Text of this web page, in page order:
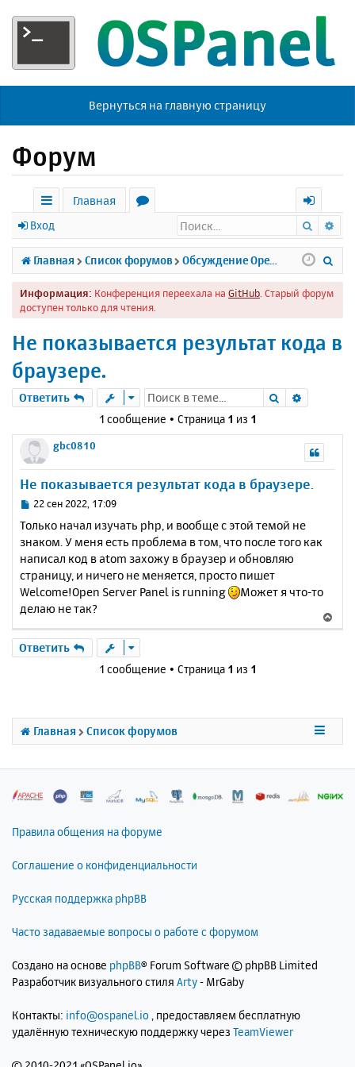
Вернуться на главную страницу
Форум
с
ы
л
к
Главная
р
у
м
х
о
д
Вход Поиск
Главная Список форумов
к
Информация: Конференция переехала на GitHub . Старый форум
доступен только для чтения.
Не показывается результат кода в
браузере.
Ответить Поиск
1 сообщение • Страница 1 из 1
gbc0810
Не показывается результат кода в браузере.
С
о
б
щ
е
н
е
22 сен 2022, 17:09
Только начал изучать php, и вообще с этой темой не
знаком. У меня есть проблема в том, что после того как
написал код в atom захожу в браузер и обновляю
страницу, и ничего не меняется, просто пишет
Welcome!Open Server Panel is running
Может я что-то
делаю не так?
е
с
н
ч
Ответить
1 сообщение • Страница 1 из 1
Главная Список форумов
Правила общения на форуме
Соглашение о конфиденциальности
Русская поддержка phpBB
Часто задаваемые вопросы о работе с форумом
Создано на основе phpBB® Forum Software © phpBB Limited
Разработчик визуального стиля Arty- MrGaby
Контакты: info@ospanel.io , предоставляем бесплатную
удалённую техническую поддержку через TeamViewer